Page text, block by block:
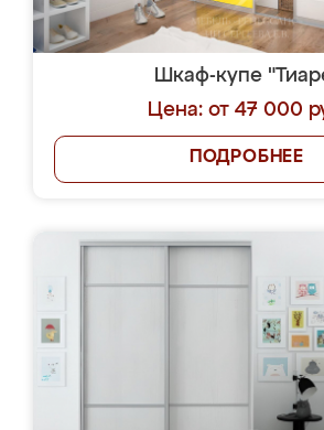
Шкаф-купе
Цена: от 47 000
ПОДРОБНЕЕ